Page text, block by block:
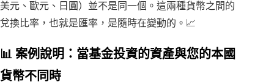
美元、歐元、日圓）並不是同一個。這兩種貨幣之間的
兌換比率，也就是匯率，是隨時在變動的。📈
📊 案例說明：當基金投資的資產與您的本國
貨幣不同時